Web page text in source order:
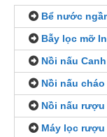
Bể nước
Bẫy lọc mỡ
Nồi nấu
Nồi nấu
Nồi nấu
Máy lọc rượu